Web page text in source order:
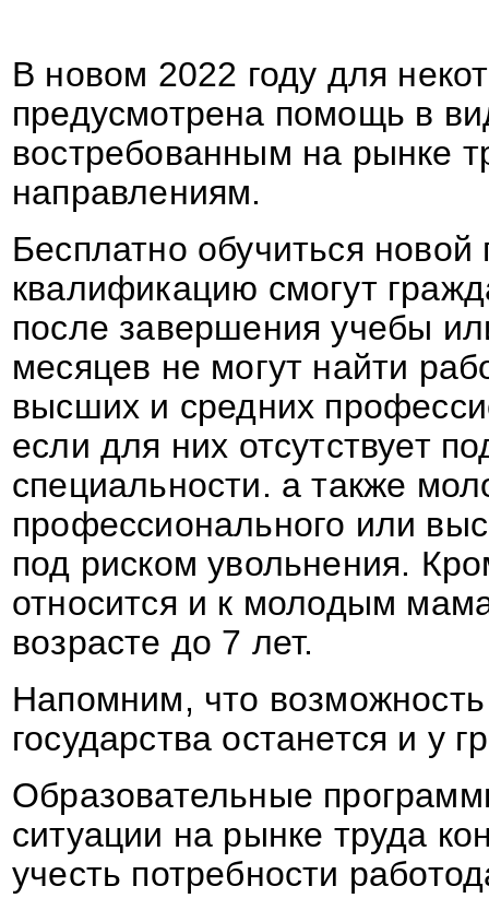
В новом 2022 году для
предусмотрена помощь в
востребованным на рынке
направлениям.
Бесплатно обучиться
квалификацию смогут
после завершения учебы
месяцев не могут найти
высших и средних
если для них отсутствует
специальности. а также
профессионального или
под риском увольнения.
относится и к молодым
возрасте до 7 лет.
Напомним, что
государства останется и у
Образовательные
ситуации на рынке труда
учесть потребности